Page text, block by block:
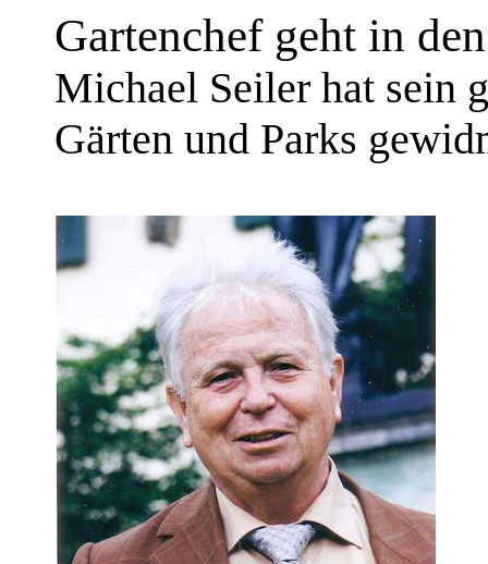
Gartenchef geht in
Michael Seiler hat sein
Gärten und Parks